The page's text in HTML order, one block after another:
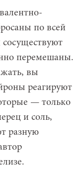
по всей
сосуществуют
перемешаны.
вы
реагируют
— только
и соль,
разную